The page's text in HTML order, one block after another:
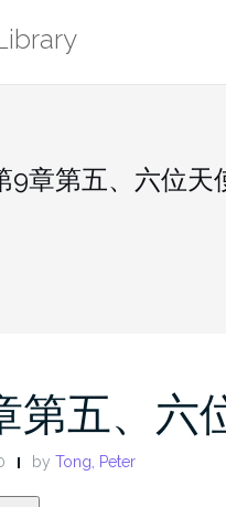
9章第五、六位天
第五、六
by Tong, Peter